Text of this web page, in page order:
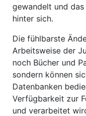
gewandelt und
hinter sich.
Die fühlbarste
Arbeitsweise der
noch Bücher und
sondern können
Datenbanken
Verfügbarkeit zur
und verarbeitet